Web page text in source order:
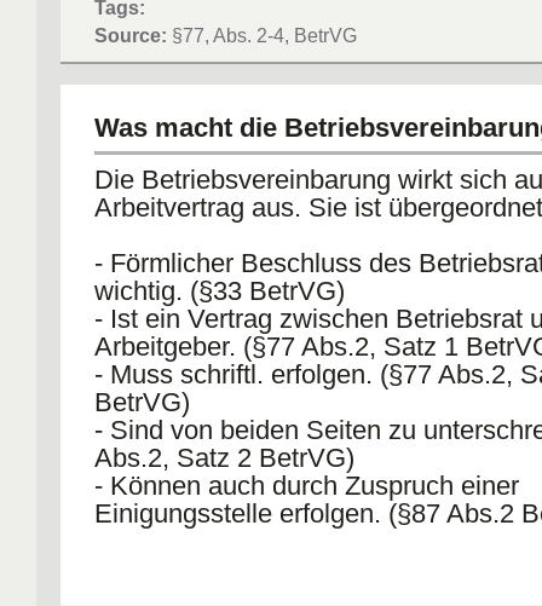
Tags:
Source: §77, Abs. 2-4, BetrVG
Was macht die
Die Betriebsvereinbarung wirkt sich
Arbeitvertrag aus. Sie ist
- Förmlicher Beschluss des
wichtig. (§33 BetrVG)
- Ist ein Vertrag zwischen Betriebsrat
Arbeitgeber. (§77 Abs.2, Satz 1
- Muss schriftl. erfolgen. (§77 Abs.2,
BetrVG)
- Sind von beiden Seiten zu
Abs.2, Satz 2 BetrVG)
- Können auch durch Zuspruch einer
Einigungsstelle erfolgen. (§87 Abs.2